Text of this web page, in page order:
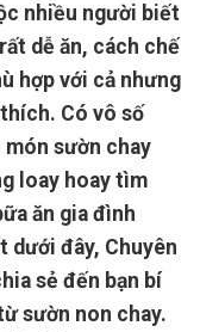
nhiều người biết
dễ ăn, cách chế
hợp với cả nhưng
Có vô số
sườn chay
loay hoay tìm
ăn gia đình
dưới đây, Chuyên
sẻ đến bạn bí
sườn non chay.